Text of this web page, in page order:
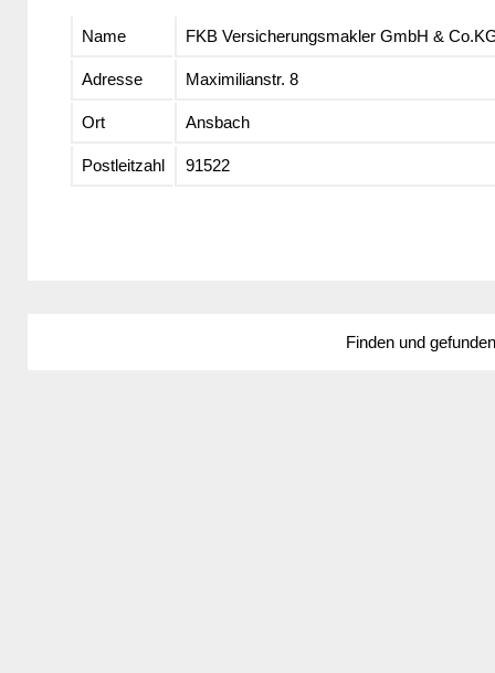
Name FKB Versicherungsmakler GmbH &
Adresse Maximilianstr. 8
Ort Ansbach
Postleitzahl 91522
Finden und